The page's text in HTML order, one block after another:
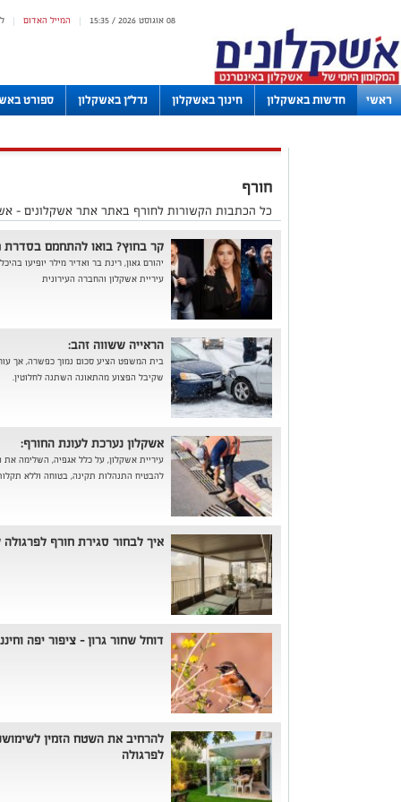
| המייל האדום | 08 אוגוסט 2026 / 15:35
ראשי חדשות באשקלון חינוך באשקלון נדל"ן באשקלון ספורט
חורף
כל הכתבות הקשורות לחורף באתר אתר אשקלונים -
קר בחוץ? בואו להתחמם בסדרת
יהורם גאון, רינת בר ואדיר מילר יופיעו
עיריית אשקלון והחברה העירונית
הראייה ששווה זהב:
בית המשפט הציע סכום נמוך כפשרה, אך
שקיבל הפצוע מהתאונה השתנה לחלוטין.
אשקלון נערכת לעונת החורף:
עיריית אשקלון, על כלל אגפיה, השלימה
להבטיח התנהלות תקינה, בטוחה וללא
איך לבחור סגירת חורף
דוחל שחור גרון - ציפור יפה
להרחיב את השטח הזמין
לפרגולה